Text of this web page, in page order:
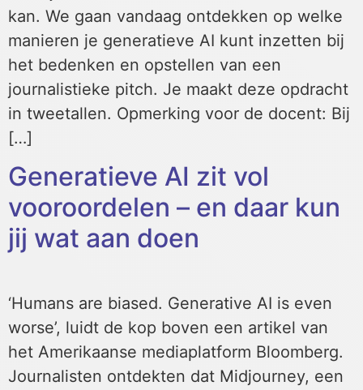
kan. We gaan vandaag ontdekken op welke
manieren je generatieve AI kunt inzetten bij
het bedenken en opstellen van een
journalistieke pitch. Je maakt deze opdracht
in tweetallen. Opmerking voor de docent: Bij
[…]
Generatieve AI zit vol
vooroordelen – en daar kun
jij wat aan doen
‘Humans are biased. Generative AI is even
worse’, luidt de kop boven een artikel van
het Amerikaanse mediaplatform Bloomberg.
Journalisten ontdekten dat Midjourney, een